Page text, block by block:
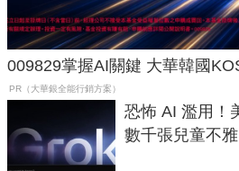
009829掌握AI關鍵 大華韓國
PR（大華銀全能行銷方案）
恐怖 AI 濫用！
數千張兒童不